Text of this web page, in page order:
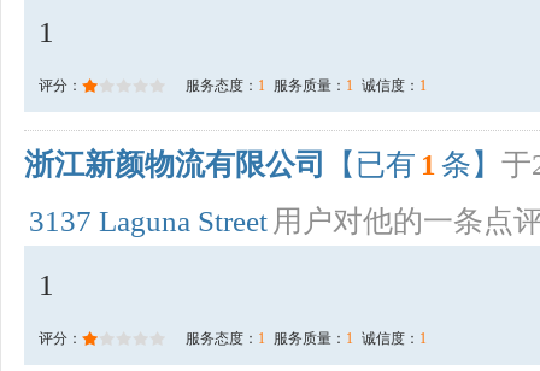
1
评分： 服务态度： 1 服务质量： 1 诚信度： 1
浙江新颜物流有限公司 【已有 1 条】 于
3137 Laguna Street 用户对他的一条点
1
评分： 服务态度： 1 服务质量： 1 诚信度： 1